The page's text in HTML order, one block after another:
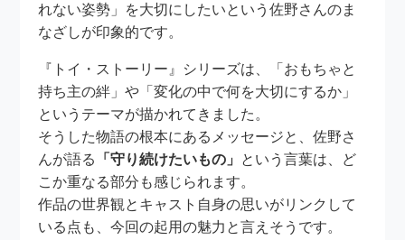
れない姿勢」を大切にしたいという佐野さんのま
なざしが印象的です。
『トイ・ストーリー』シリーズは、「おもちゃと
持ち主の絆」や「変化の中で何を大切にするか」
というテーマが描かれてきました。
そうした物語の根本にあるメッセージと、佐野さ
んが語る
「守り続けたいもの」 という言葉は、ど
こか重なる部分も感じられます。
作品の世界観とキャスト自身の思いがリンクして
いる点も、今回の起用の魅力と言えそうです。